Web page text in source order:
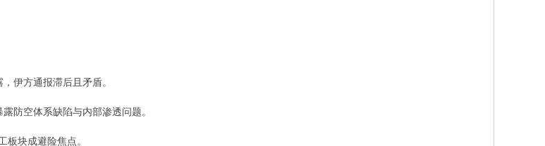
伊方通报滞后且矛盾。
防空体系缺陷与内部渗透问题。
板块成避险焦点。